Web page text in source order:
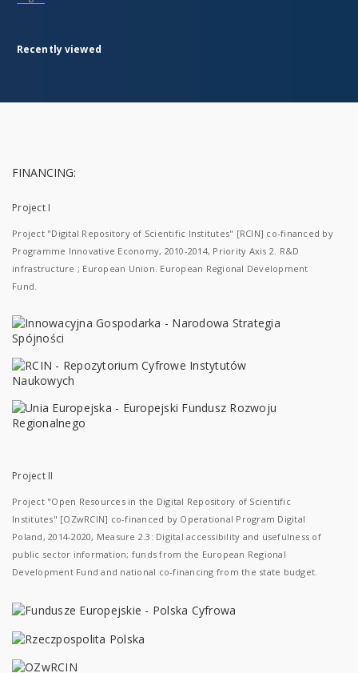
Recently viewed
FINANCING:
Project I
Project "Digital Repository of Scientific Institutes" [RCIN] co-financed by
Programme Innovative Economy, 2010-2014, Priority Axis 2. R&D
infrastructure ; European Union. European Regional Development
Fund.
Project II
Project "Open Resources in the Digital Repository of Scientific
Institutes" [OZwRCIN] co-financed by Operational Program Digital
Poland, 2014-2020, Measure 2.3: Digital accessibility and usefulness of
public sector information; funds from the European Regional
Development Fund and national co-financing from the state budget.